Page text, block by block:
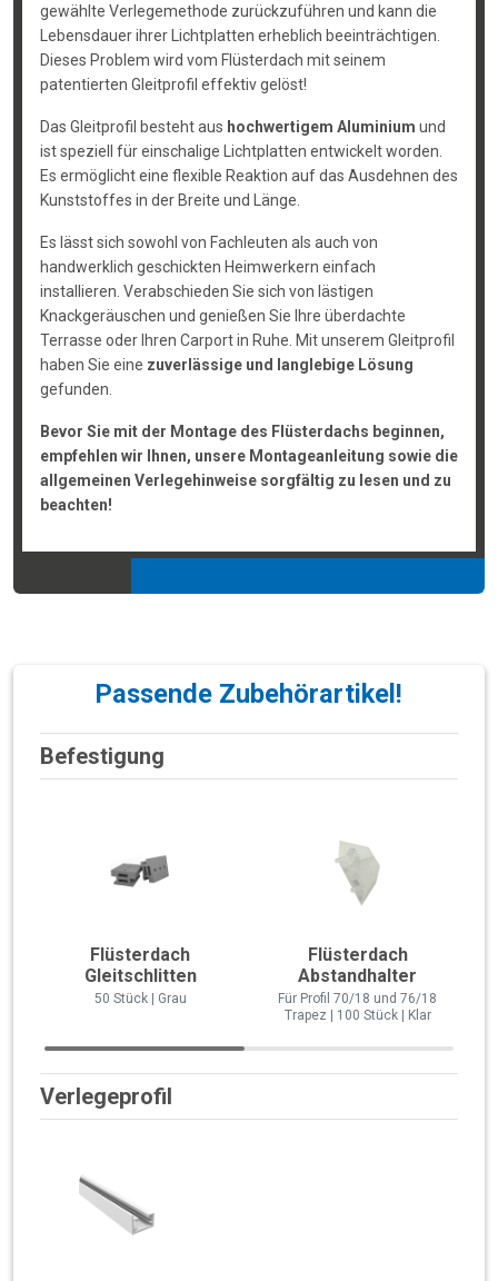
gewählte Verlegemethode zurückzuführen und kann die
Lebensdauer ihrer Lichtplatten erheblich beeinträchtigen.
Dieses Problem wird vom Flüsterdach mit seinem
patentierten Gleitprofil effektiv gelöst!
Das Gleitprofil besteht aus hochwertigem Aluminium und
ist speziell für einschalige Lichtplatten entwickelt worden.
Es ermöglicht eine flexible Reaktion auf das Ausdehnen des
Kunststoffes in der Breite und Länge.
Es lässt sich sowohl von Fachleuten als auch von
handwerklich geschickten Heimwerkern einfach
installieren. Verabschieden Sie sich von lästigen
Knackgeräuschen und genießen Sie Ihre überdachte
Terrasse oder Ihren Carport in Ruhe. Mit unserem Gleitprofil
haben Sie eine zuverlässige und langlebige Lösung
gefunden.
Bevor Sie mit der Montage des Flüsterdachs beginnen,
empfehlen wir Ihnen, unsere Montageanleitung sowie die
allgemeinen Verlegehinweise sorgfältig zu lesen und zu
beachten!
Passende Zubehörartikel!
Befestigung
Flüsterdach
Gleitschlitten
50 Stück | Grau
Flüsterdach
Abstandhalter
Für Profil 70/18 und 76/18
Trapez | 100 Stück | Klar
Verlegeprofil